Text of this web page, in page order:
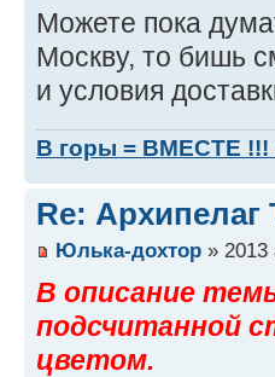
Можете пока
Москву, то бишь
и условия
В горы = ВМЕСТЕ !!!
Re: Архипелаг
Юлька-дохтор » 2013
В описание
подсчитанной
цветом.